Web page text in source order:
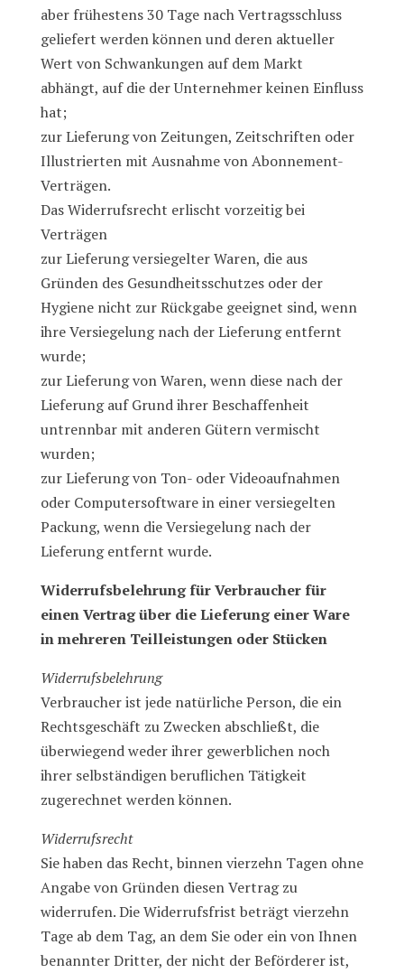
aber frühestens 30 Tage nach Vertragsschluss
geliefert werden können und deren aktueller
Wert von Schwankungen auf dem Markt
abhängt, auf die der Unternehmer keinen Einfluss
hat;
zur Lieferung von Zeitungen, Zeitschriften oder
Illustrierten mit Ausnahme von Abonnement-
Verträgen.
Das Widerrufsrecht erlischt vorzeitig bei
Verträgen
zur Lieferung versiegelter Waren, die aus
Gründen des Gesundheitsschutzes oder der
Hygiene nicht zur Rückgabe geeignet sind, wenn
ihre Versiegelung nach der Lieferung entfernt
wurde;
zur Lieferung von Waren, wenn diese nach der
Lieferung auf Grund ihrer Beschaffenheit
untrennbar mit anderen Gütern vermischt
wurden;
zur Lieferung von Ton- oder Videoaufnahmen
oder Computersoftware in einer versiegelten
Packung, wenn die Versiegelung nach der
Lieferung entfernt wurde.
Widerrufsbelehrung für Verbraucher für
einen Vertrag über die Lieferung einer Ware
in mehreren Teilleistungen oder Stücken
Widerrufsbelehrung
Verbraucher ist jede natürliche Person, die ein
Rechtsgeschäft zu Zwecken abschließt, die
überwiegend weder ihrer gewerblichen noch
ihrer selbständigen beruflichen Tätigkeit
zugerechnet werden können.
Widerrufsrecht
Sie haben das Recht, binnen vierzehn Tagen ohne
Angabe von Gründen diesen Vertrag zu
widerrufen. Die Widerrufsfrist beträgt vierzehn
Tage ab dem Tag, an dem Sie oder ein von Ihnen
benannter Dritter, der nicht der Beförderer ist,